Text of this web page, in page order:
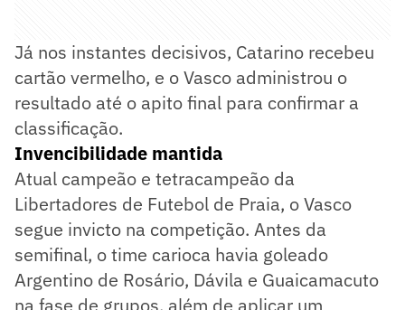
Já nos instantes decisivos, Catarino recebeu
cartão vermelho, e o Vasco administrou o
resultado até o apito final para confirmar a
classificação.
Invencibilidade mantida
Atual campeão e tetracampeão da
Libertadores de Futebol de Praia, o Vasco
segue invicto na competição. Antes da
semifinal, o time carioca havia goleado
Argentino de Rosário, Dávila e Guaicamacuto